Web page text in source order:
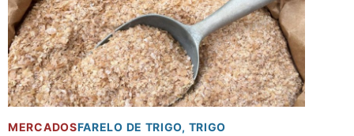
MERCADOSFARELO DE TRIGO, TRIGO